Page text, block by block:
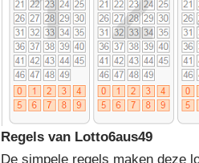
Regels van Lotto6aus49
De simpele regels maken deze